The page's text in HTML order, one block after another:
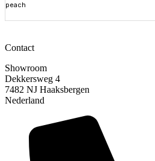
peach
Meer informatie
Contact
Showroom
Dekkersweg 4
7482 NJ Haaksbergen
Nederland